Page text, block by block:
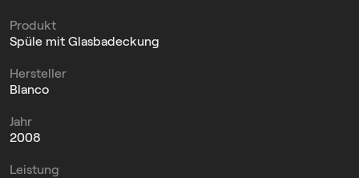
Produkt
Spüle mit Glasbadeckung
Hersteller
Blanco
Jahr
2008
Leistung